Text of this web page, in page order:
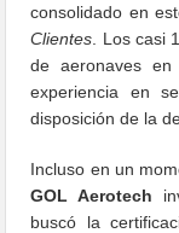
consolidado en
Clientes . Los casi
de aeronaves
experiencia en
disposición de la
Incluso en un
GOL Aerotech
buscó la